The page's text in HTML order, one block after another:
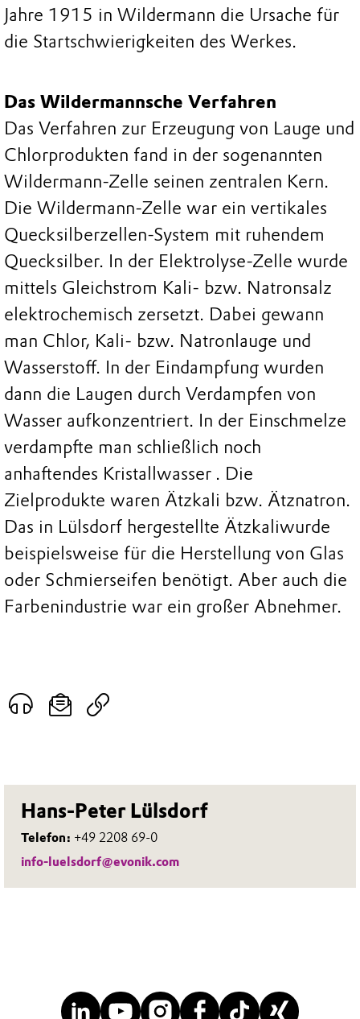
Hans-Peter Lülsdorf
Telefon: +49 2208 69-0
info-luelsdorf@evonik.com
Jahre 1915 in Wildermann die Ursache für
die Startschwierigkeiten des Werkes.
Das Wildermannsche Verfahren
Das Verfahren zur Erzeugung von Lauge und
Chlorprodukten fand in der sogenannten
Wildermann-Zelle seinen zentralen Kern.
Die Wildermann-Zelle war ein vertikales
Quecksilberzellen-System mit ruhendem
Quecksilber. In der Elektrolyse-Zelle wurde
mittels Gleichstrom Kali- bzw. Natronsalz
elektrochemisch zersetzt. Dabei gewann
man Chlor, Kali- bzw. Natronlauge und
Wasserstoff. In der Eindampfung wurden
dann die Laugen durch Verdampfen von
Wasser aufkonzentriert. In der Einschmelze
verdampfte man schließlich noch
anhaftendes Kristallwasser . Die
Zielprodukte waren Ätzkali bzw. Ätznatron.
Das in Lülsdorf hergestellte Ätzkaliwurde
beispielsweise für die Herstellung von Glas
oder Schmierseifen benötigt. Aber auch die
Farbenindustrie war ein großer Abnehmer.